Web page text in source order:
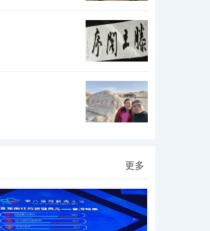
更多